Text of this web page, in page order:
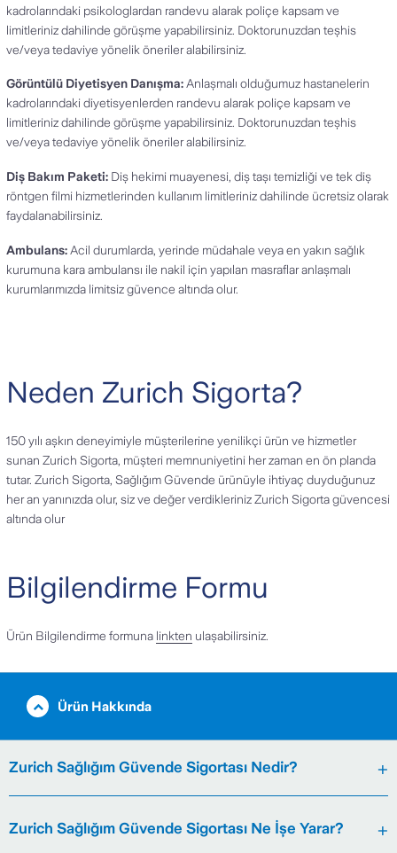
kadrolarındaki psikologlardan randevu alarak poliçe kapsam ve
limitleriniz dahilinde görüşme yapabilirsiniz. Doktorunuzdan teşhis
ve/veya tedaviye yönelik öneriler alabilirsiniz.
Görüntülü Diyetisyen Danışma:Anlaşmalı olduğumuz hastanelerin
kadrolarındaki diyetisyenlerden randevu alarak poliçe kapsam ve
limitleriniz dahilinde görüşme yapabilirsiniz. Doktorunuzdan teşhis
ve/veya tedaviye yönelik öneriler alabilirsiniz.
Diş Bakım Paketi: Diş hekimi muayenesi, diş taşı temizliği ve tek diş
röntgen filmi hizmetlerinden kullanım limitleriniz dahilinde ücretsiz olarak
faydalanabilirsiniz.
Ambulans: Acil durumlarda, yerinde müdahale veya en yakın sağlık
kurumuna kara ambulansı ile nakil için yapılan masraflar anlaşmalı
kurumlarımızda limitsiz güvence altında olur.
Neden Zurich Sigorta?
150 yılı aşkın deneyimiyle müşterilerine yenilikçi ürün ve hizmetler
sunan Zurich Sigorta, müşteri memnuniyetini her zaman en ön planda
tutar. Zurich Sigorta, Sağlığım Güvende ürünüyle ihtiyaç duyduğunuz
her an yanınızda olur, siz ve değer verdikleriniz Zurich Sigorta güvencesi
altında olur
Bilgilendirme Formu
Ürün Bilgilendirme formuna linkten ulaşabilirsiniz.
Ürün Hakkında
Zurich Sağlığım Güvende Sigortası Nedir?
Zurich Sağlığım Güvende Sigortası Ne İşe Yarar?